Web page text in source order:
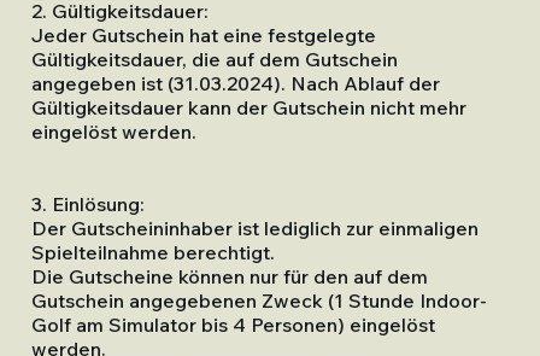
2. Gültigkeitsdauer:
Jeder Gutschein hat eine festgelegte
Gültigkeitsdauer, die auf dem Gutschein
angegeben ist (31.03.2024). Nach Ablauf der
Gültigkeitsdauer kann der Gutschein nicht mehr
eingelöst werden.
3. Einlösung:
Der Gutscheininhaber ist lediglich zur einmaligen
Spielteilnahme berechtigt.
Die Gutscheine können nur für den auf dem
Gutschein angegebenen Zweck (1 Stunde Indoor-
Golf am Simulator bis 4 Personen) eingelöst
werden.